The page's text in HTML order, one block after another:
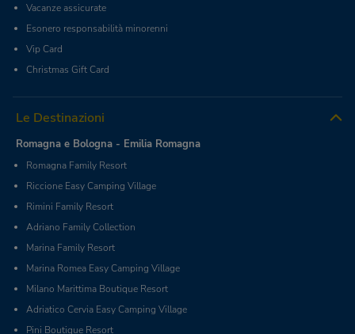
Vacanze assicurate
Esonero responsabilità minorenni
Vip Card
Christmas Gift Card
Le Destinazioni
Romagna e Bologna - Emilia Romagna
Romagna Family Resort
Riccione Easy Camping Village
Rimini Family Resort
Adriano Family Collection
Marina Family Resort
Marina Romea Easy Camping Village
Milano Marittima Boutique Resort
Adriatico Cervia Easy Camping Village
Pini Boutique Resort